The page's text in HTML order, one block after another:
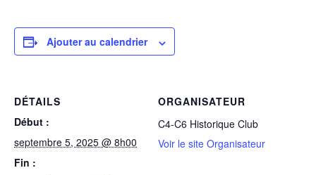
Ajouter au calendrier
DÉTAILS
Début :
septembre 5, 2025 @ 8h00
Fin :
ORGANISATEUR
C4-C6 Historique Club
Voir le site Organisateur